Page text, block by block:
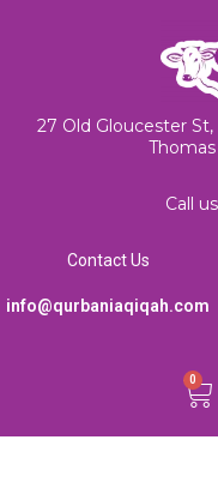
27 Old Gloucester
Call
Contact Us
info@qurbaniaqiqah.com
0